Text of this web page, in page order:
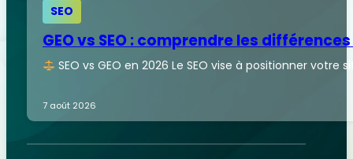
SEO
GEO vs SEO : comprendre les
SEO vs GEO en 2026 Le SEO vise à positionner
7 août 2026